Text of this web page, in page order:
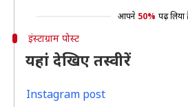
आपने 50% पढ़ लिया
इंस्टाग्राम पोस्ट
यहां देखिए तस्वीरें
Instagram post